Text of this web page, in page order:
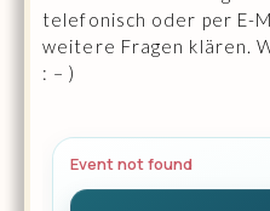
telefonisch oder per E-
weitere Fragen klären.
: – )